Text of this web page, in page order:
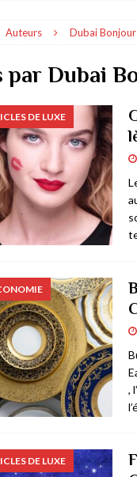
AFFAIRES & ECONOMIE
DIVERTISSEMENTS & SPORTS
BIJOUX & ARTICLES DE
AFFAIRES & ECONOMIE
BIJOUX & ARTICLES DE LUXE
& COMMERCE
Dubai RESTAURANTS & BARS
Auteurs Dubai Bonjour
par Dubai
DE LUXE
,
DE LUXE